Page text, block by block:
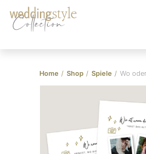
Collection
Home / Shop / Spiele /